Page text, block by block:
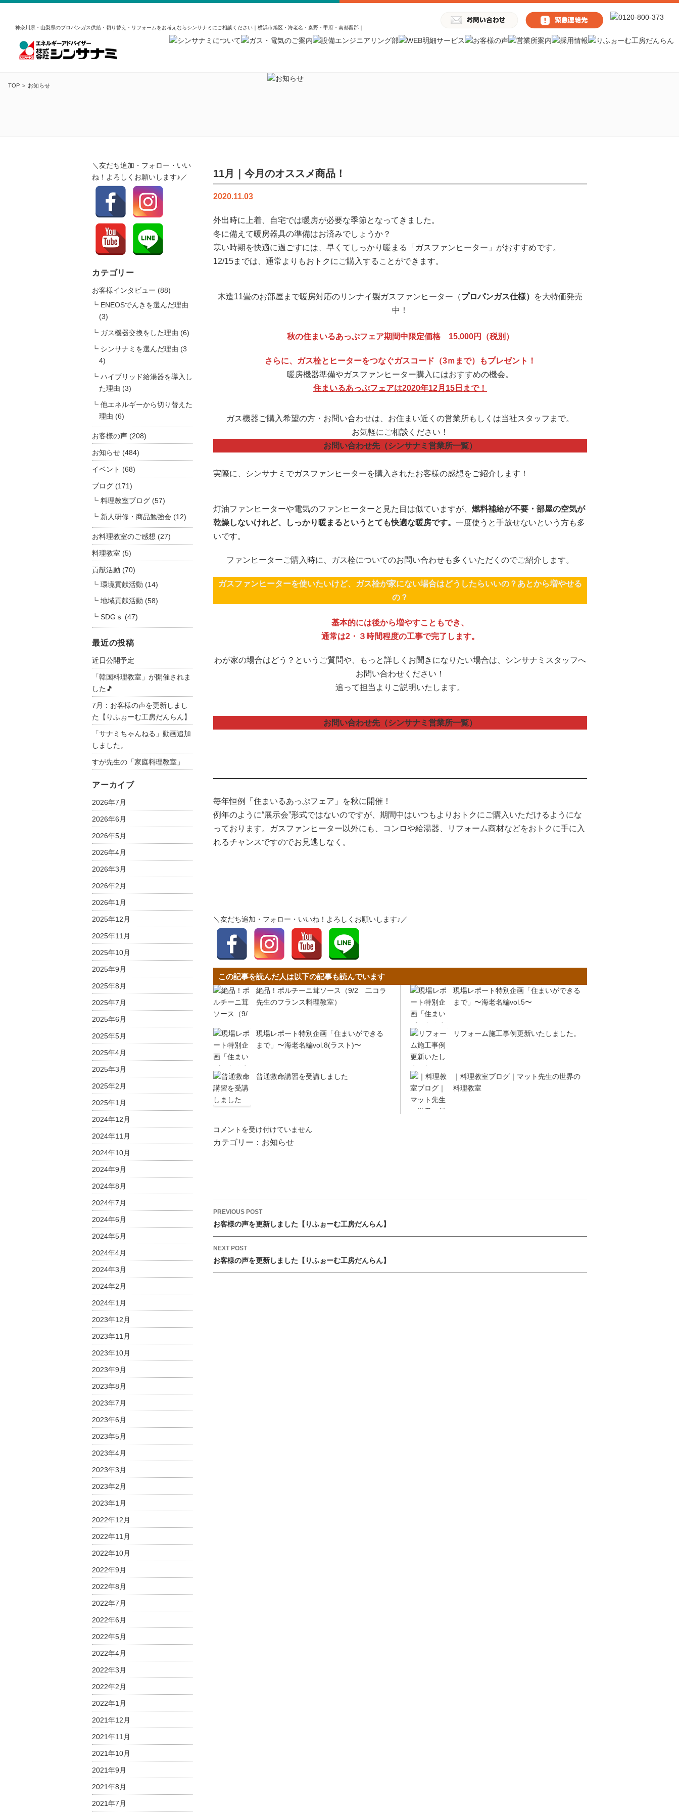
神奈川県・山梨県のプロパンガス供給・切り替え・リフォームをお考えならシンサナミにご相談ください｜横浜市旭区・海老名・秦野・甲府・南都留郡｜
TOP お知らせ
11月｜今月のオススメ商品！
2020.11.03
外出時に上着、自宅では暖房が必要な季節となってきました。
冬に備えて暖房器具の準備はお済みでしょうか？
寒い時期を快適に過ごすには、早くてしっかり暖まる「ガスファンヒーター」がおすすめです。
12/15までは、通常よりもおトクにご購入することができます。
木造11畳のお部屋まで暖房対応のリンナイ製ガスファンヒーター（プロパンガス仕様）
を大特価発売
中！
秋の住まいるあっぷフェア期間中限定価格 15,000円（税別）
さらに、ガス栓とヒーターをつなぐガスコード（3ｍまで）もプレゼント！
暖房機器準備やガスファンヒーター購入にはおすすめの機会。
住まいるあっぷフェアは2020年12月15日まで！
ガス機器ご購入希望の方・お問い合わせは、お住まい近くの営業所もしくは当社スタッフまで。
お気軽にご相談ください！
お問い合わせ先（シンサナミ営業所一覧）
実際に、シンサナミでガスファンヒーターを購入されたお客様の感想をご紹介します！
灯油ファンヒーターや電気のファンヒーターと見た目は似ていますが、 燃料補給が不要・部屋の空気が
乾燥しないけれど、しっかり暖まるというとても快適な暖房です。 一度使うと手放せないという方も多
いです。
ファンヒーターご購入時に、ガス栓についてのお問い合わせも多くいただくのでご紹介します。
ガスファンヒーターを使いたいけど、ガス栓が家にない場合はどうしたらいいの？あとから増やせる
の？
基本的には後から増やすこともでき、
通常は2・３時間程度の工事で完了します。
わが家の場合はどう？というご質問や、もっと詳しくお聞きになりたい場合は、シンサナミスタッフへ
お問い合わせください！
追って担当よりご説明いたします。
お問い合わせ先（シンサナミ営業所一覧）
毎年恒例「住まいるあっぷフェア」を秋に開催！
例年のように“展示会”形式ではないのですが、期間中はいつもよりおトクにご購入いただけるようにな
っております。ガスファンヒーター以外にも、コンロや給湯器、リフォーム商材などをおトクに手に入
れるチャンスですのでお見逃しなく。
＼友だち追加・フォロー・いいね！よろしくお願いします♪／
この記事を読んだ人は以下の記事も読んでいます
絶品！ポルチーニ茸ソース（9/2 二コラ
先生のフランス料理教室）
現場レポート特別企画「住まいができる
まで」〜海老名編vol.8(ラスト)〜
普通救命講習を受講しました
現場レポート特別企画「住まいができる
まで」〜海老名編vol.5〜
リフォーム施工事例更新いたしました。
｜料理教室ブログ｜マット先生の世界の
料理教室
1
1
の
オ
ス
メ
商
コメントを受け付けていません
カテゴリー： お知らせ
P
o
s
t
n
a
PREVIOUS POST
お客様の声を更新しました【りふぉーむ工房だんらん】
NEXT POST
お客様の声を更新しました【りふぉーむ工房だんらん】
＼友だち追加・フォロー・いい
ね！よろしくお願いします♪／
カテゴリー
お客様インタビュー (88)
ENEOSでんきを選んだ理由
(3)
ガス機器交換をした理由 (6)
シンサナミを選んだ理由 (3
4)
ハイブリッド給湯器を導入し
た理由 (3)
他エネルギーから切り替えた
理由 (6)
お客様の声 (208)
お知らせ (484)
イベント (68)
ブログ (171)
料理教室ブログ(57)
新人研修・商品勉強会 (12)
お料理教室のご感想 (27)
料理教室 (5)
貢献活動 (70)
環境貢献活動 (14)
地域貢献活動 (58)
SDGｓ (47)
最近の投稿
近日公開予定
「韓国料理教室」が開催されま
した🎵
7月：お客様の声を更新しまし
た【りふぉーむ工房だんらん】
「サナミちゃんねる」動画追加
しました。
すが先生の「家庭料理教室」
アーカイブ
2026年7月
2026年6月
2026年5月
2026年4月
2026年3月
2026年2月
2026年1月
2025年12月
2025年11月
2025年10月
2025年9月
2025年8月
2025年7月
2025年6月
2025年5月
2025年4月
2025年3月
2025年2月
2025年1月
2024年12月
2024年11月
2024年10月
2024年9月
2024年8月
2024年7月
2024年6月
2024年5月
2024年4月
2024年3月
2024年2月
2024年1月
2023年12月
2023年11月
2023年10月
2023年9月
2023年8月
2023年7月
2023年6月
2023年5月
2023年4月
2023年3月
2023年2月
2023年1月
2022年12月
2022年11月
2022年10月
2022年9月
2022年8月
2022年7月
2022年6月
2022年5月
2022年4月
2022年3月
2022年2月
2022年1月
2021年12月
2021年11月
2021年10月
2021年9月
2021年8月
2021年7月